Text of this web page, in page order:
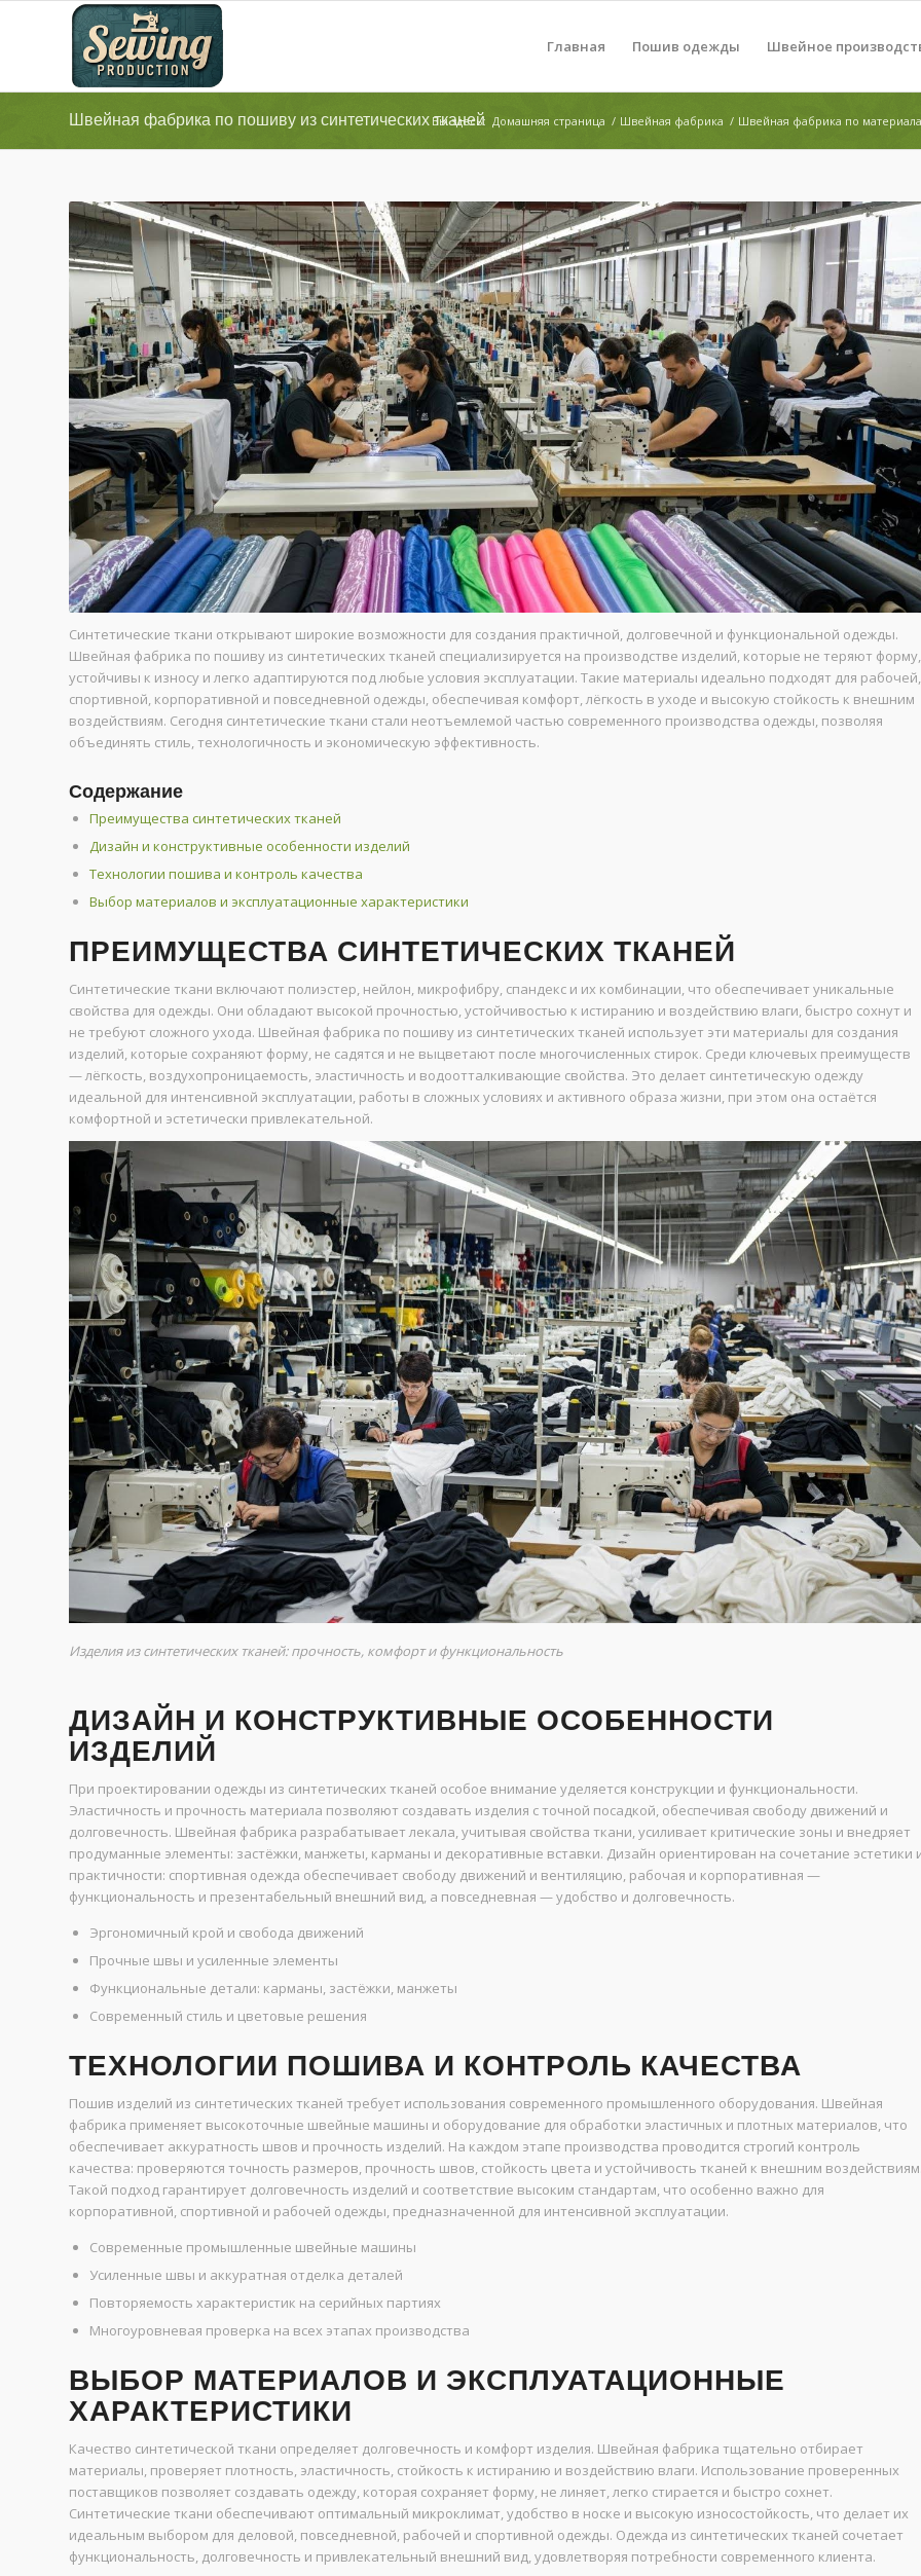
Главная Пошив одежды Швейное
Швейная фабрика по пошиву из синтетических тканей
Вы здесь: Домашняя страница / Швейная фабрика / Швейная фабрика по
Синтетические ткани открывают широкие возможности для создания практичной, долговечной и функциональной одежды.
Швейная фабрика по пошиву из синтетических тканей специализируется на производстве изделий, которые не теряют форму,
устойчивы к износу и легко адаптируются под любые условия эксплуатации. Такие материалы идеально подходят для рабочей,
спортивной, корпоративной и повседневной одежды, обеспечивая комфорт, лёгкость в уходе и высокую стойкость к внешним
воздействиям. Сегодня синтетические ткани стали неотъемлемой частью современного производства одежды, позволяя
объединять стиль, технологичность и экономическую эффективность.
Содержание
Преимущества синтетических тканей
Дизайн и конструктивные особенности изделий
Технологии пошива и контроль качества
Выбор материалов и эксплуатационные характеристики
ПРЕИМУЩЕСТВА СИНТЕТИЧЕСКИХ ТКАНЕЙ
Синтетические ткани включают полиэстер, нейлон, микрофибру, спандекс и их комбинации, что обеспечивает уникальные
свойства для одежды. Они обладают высокой прочностью, устойчивостью к истиранию и воздействию влаги, быстро сохнут и
не требуют сложного ухода. Швейная фабрика по пошиву из синтетических тканей использует эти материалы для создания
изделий, которые сохраняют форму, не садятся и не выцветают после многочисленных стирок. Среди ключевых преимуществ
— лёгкость, воздухопроницаемость, эластичность и водоотталкивающие свойства. Это делает синтетическую одежду
идеальной для интенсивной эксплуатации, работы в сложных условиях и активного образа жизни, при этом она остаётся
комфортной и эстетически привлекательной.
Изделия из синтетических тканей: прочность, комфорт и функциональность
ДИЗАЙН И КОНСТРУКТИВНЫЕ ОСОБЕННОСТИ
ИЗДЕЛИЙ
При проектировании одежды из синтетических тканей особое внимание уделяется конструкции и функциональности.
Эластичность и прочность материала позволяют создавать изделия с точной посадкой, обеспечивая свободу движений и
долговечность. Швейная фабрика разрабатывает лекала, учитывая свойства ткани, усиливает критические зоны и внедряет
продуманные элементы: застёжки, манжеты, карманы и декоративные вставки. Дизайн ориентирован на сочетание эстетики
практичности: спортивная одежда обеспечивает свободу движений и вентиляцию, рабочая и корпоративная —
функциональность и презентабельный внешний вид, а повседневная — удобство и долговечность.
Эргономичный крой и свобода движений
Прочные швы и усиленные элементы
Функциональные детали: карманы, застёжки, манжеты
Современный стиль и цветовые решения
ТЕХНОЛОГИИ ПОШИВА И КОНТРОЛЬ КАЧЕСТВА
Пошив изделий из синтетических тканей требует использования современного промышленного оборудования. Швейная
фабрика применяет высокоточные швейные машины и оборудование для обработки эластичных и плотных материалов, что
обеспечивает аккуратность швов и прочность изделий. На каждом этапе производства проводится строгий контроль
качества: проверяются точность размеров, прочность швов, стойкость цвета и устойчивость тканей к внешним
Такой подход гарантирует долговечность изделий и соответствие высоким стандартам, что особенно важно для
корпоративной, спортивной и рабочей одежды, предназначенной для интенсивной эксплуатации.
Современные промышленные швейные машины
Усиленные швы и аккуратная отделка деталей
Повторяемость характеристик на серийных партиях
Многоуровневая проверка на всех этапах производства
ВЫБОР МАТЕРИАЛОВ И ЭКСПЛУАТАЦИОННЫЕ
ХАРАКТЕРИСТИКИ
Качество синтетической ткани определяет долговечность и комфорт изделия. Швейная фабрика тщательно отбирает
материалы, проверяет плотность, эластичность, стойкость к истиранию и воздействию влаги. Использование проверенных
поставщиков позволяет создавать одежду, которая сохраняет форму, не линяет, легко стирается и быстро сохнет.
Синтетические ткани обеспечивают оптимальный микроклимат, удобство в носке и высокую износостойкость, что делает их
идеальным выбором для деловой, повседневной, рабочей и спортивной одежды. Одежда из синтетических тканей сочетает
функциональность, долговечность и привлекательный внешний вид, удовлетворяя потребности современного клиента.